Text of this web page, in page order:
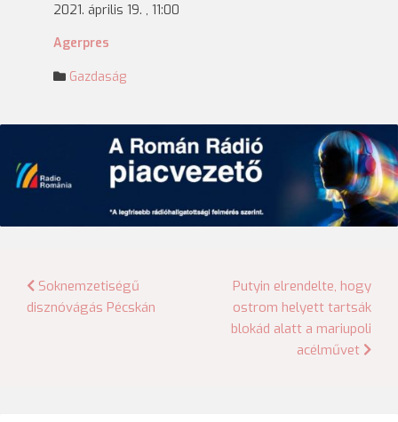
2021. április 19. , 11:00
Agerpres
Gazdaság
Bejegyzés
navigáció
Soknemzetiségű
disznóvágás Pécskán
Putyin elrendelte, hogy
ostrom helyett tartsák
blokád alatt a mariupoli
acélművet